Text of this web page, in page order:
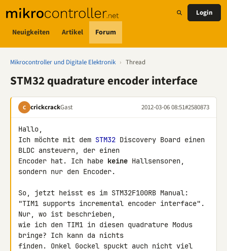
Neuigkeiten Artikel Forum
Login
Mikrocontroller und Digitale Elektronik › Thread
STM32 quadrature encoder interface
C crickcrackGast 2012-03-06 08:51#2580873
Hallo,
Ich möchte mit dem STM32 Discovery Board einen
BLDC ansteuern, der einen
Encoder hat. Ich habe keine Hallsensoren,
sondern nur den Encoder.
So, jetzt heisst es im STM32F100RB Manual:
"TIM1 supports incremental encoder interface".
Nur, wo ist beschrieben,
wie ich den TIM1 in diesen quadrature Modus
bringe? Ich kann da nichts
finden. Onkel Gockel spuckt auch nicht viel